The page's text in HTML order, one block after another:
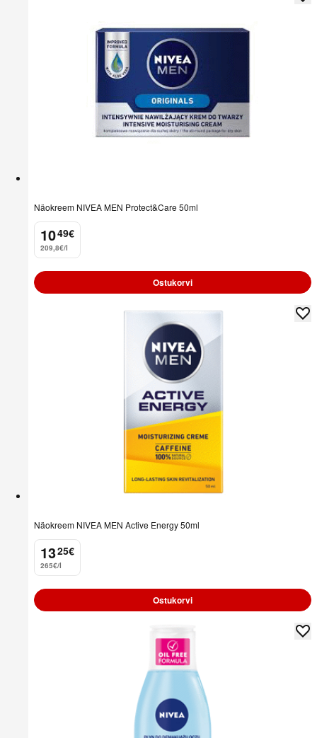
Näokreem NIVEA MEN Protect&Care 50ml
10
. 49€
209,8€/l
Ostukorvi
Näokreem NIVEA MEN Active Energy 50ml
13
. 25€
265€/l
Ostukorvi